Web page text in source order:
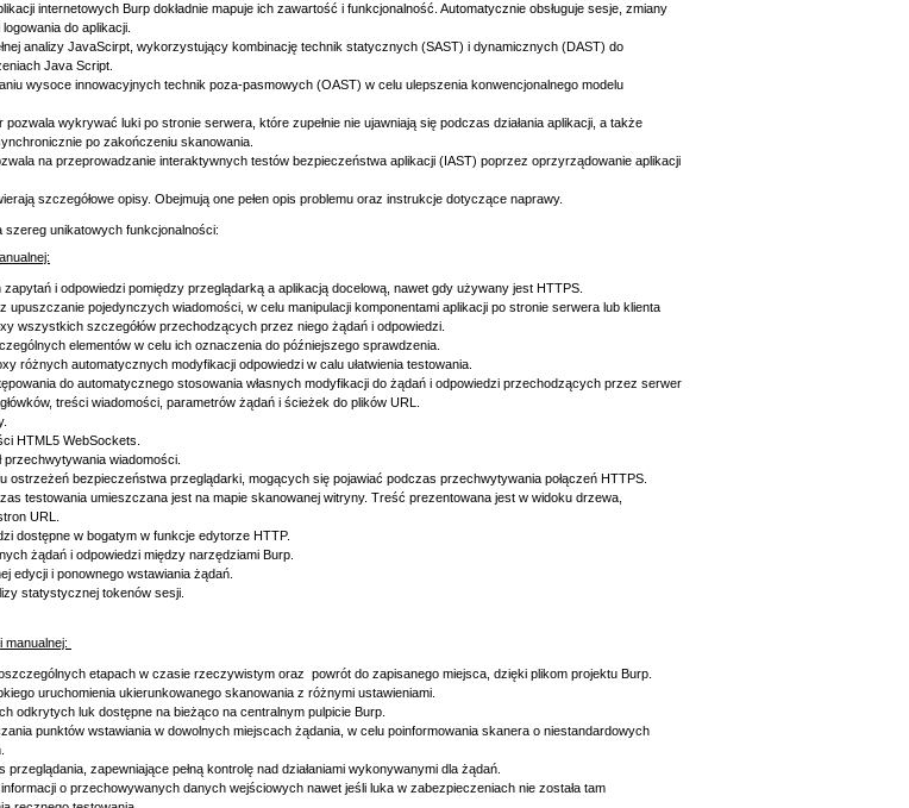
internetowych Burp dokładnie mapuje ich zawartość i funkcjonalność. Automatycznie obsługuje sesje, zmiany
do aplikacji.
analizy JavaScirpt, wykorzystujący kombinację technik statycznych (SAST) i dynamicznych (DAST) do
Java Script.
wysoce innowacyjnych technik poza-pasmowych (OAST) w celu ulepszenia konwencjonalnego modelu
pozwala wykrywać luki po stronie serwera, które zupełnie nie ujawniają się podczas działania aplikacji, a także
po zakończeniu skanowania.
na przeprowadzanie interaktywnych testów bezpieczeństwa aplikacji (IAST) poprzez oprzyrządowanie aplikacji
szczegółowe opisy. Obejmują one pełen opis problemu oraz instrukcje dotyczące naprawy.
szereg unikatowych funkcjonalności:
i odpowiedzi pomiędzy przeglądarką a aplikacją docelową, nawet gdy używany jest HTTPS.
upuszczanie pojedynczych wiadomości, w celu manipulacji komponentami aplikacji po stronie serwera lub klienta
wszystkich szczegółów przechodzących przez niego żądań i odpowiedzi.
elementów w celu ich oznaczenia do późniejszego sprawdzenia.
różnych automatycznych modyfikacji odpowiedzi w calu ułatwienia testowania.
do automatycznego stosowania własnych modyfikacji do żądań i odpowiedzi przechodzących przez serwer
treści wiadomości, parametrów żądań i ścieżek do plików URL.
HTML5 WebSockets.
wiadomości.
ostrzeżeń bezpieczeństwa przeglądarki, mogących się pojawiać podczas przechwytywania połączeń HTTPS.
testowania umieszczana jest na mapie skanowanej witryny. Treść prezentowana jest w widoku drzewa,
URL.
dostępne w bogatym w funkcje edytorze HTTP.
żądań i odpowiedzi między narzędziami Burp.
edycji i ponownego wstawiania żądań.
statystycznej tokenów sesji.
manualnej:
etapach w czasie rzeczywistym oraz powrót do zapisanego miejsca, dzięki plikom projektu Burp.
uruchomienia ukierunkowanego skanowania z różnymi ustawieniami.
odkrytych luk dostępne na bieżąco na centralnym pulpicie Burp.
punktów wstawiania w dowolnych miejscach żądania, w celu poinformowania skanera o niestandardowych
zapewniające pełną kontrolę nad działaniami wykonywanymi dla żądań.
o przechowywanych danych wejściowych nawet jeśli luka w zabezpieczeniach nie została tam